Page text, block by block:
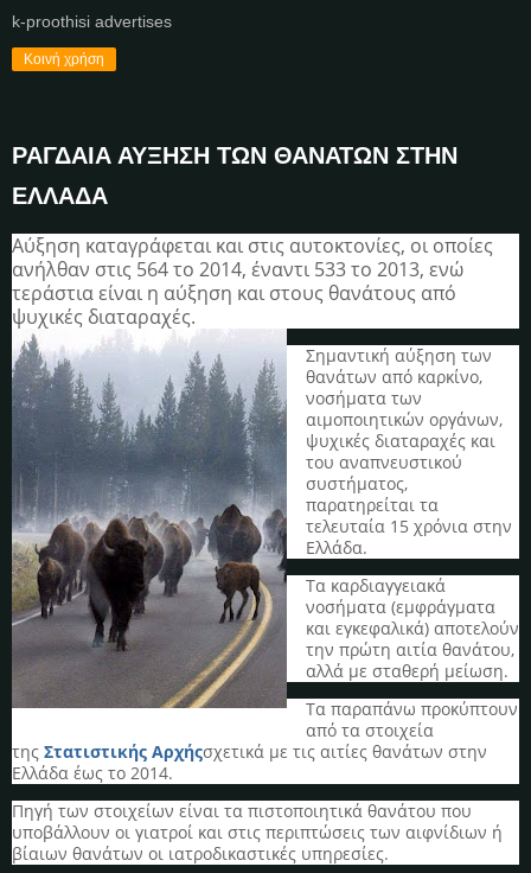
k-proothisi advertises
Κοινή χρήση
ΡΑΓΔΑΙΑ ΑΥΞΗΣΗ ΤΩΝ ΘΑΝΑΤΩΝ ΣΤΗΝ
ΕΛΛΑΔΑ
Αύξηση καταγράφεται και στις αυτοκτονίες, οι οποίες
ανήλθαν στις 564 το 2014, έναντι 533 το 2013, ενώ
τεράστια είναι η αύξηση και στους θανάτους από
ψυχικές διαταραχές.
Σημαντική αύξηση των
θανάτων από καρκίνο,
νοσήματα των
αιμοποιητικών οργάνων,
ψυχικές διαταραχές και
του αναπνευστικού
συστήματος,
παρατηρείται τα
τελευταία 15 χρόνια στην
Ελλάδα.
Τα καρδιαγγειακά
νοσήματα (εμφράγματα
και εγκεφαλικά) αποτελούν
την πρώτη αιτία θανάτου,
αλλά με σταθερή μείωση.
Τα παραπάνω προκύπτουν
από τα στοιχεία
της Στατιστικής Αρχήςσχετικά με τις αιτίες θανάτων στην
Ελλάδα έως το 2014.
Πηγή των στοιχείων είναι τα πιστοποιητικά θανάτου που
υποβάλλουν οι γιατροί και στις περιπτώσεις των αιφνίδιων ή
βίαιων θανάτων οι ιατροδικαστικές υπηρεσίες.